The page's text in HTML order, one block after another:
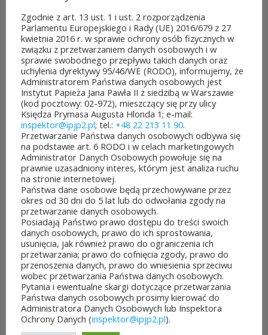
edycji Budżetu
Obywatelskiego Mazowsza.
To mieszkańcy zdecydują,
które pomysły dostaną
dofinansowanie z budżetu
samorządu województwa
mazowieckiego. Do rozdania
jest aż 30 mln zł! Mieszkańcy
województwa mazowieckiego
po...
CZYTAJ DALEJ
JUBILEUSZOWE XXV MISTRZOSTWA POLSKI
DUCHOWIEŃSTWA W SZACHACH
KLASYCZNYCH.
Zgodnie z art. 13 ust. 1 i ust. 2 rozporządzenia
Parlamentu Europejskiego i Rady (UE) 2016/679 z 27
kwietnia 2016 r. w sprawie ochrony osób fizycznych w
związku z przetwarzaniem danych osobowych i w
sprawie swobodnego przepływu takich danych oraz
uchylenia dyrektywy 95/46/WE (RODO), informujemy, że
Administratorem Państwa danych osobowych jest
Instytut Papieża Jana Pawła II z siedzibą w Warszawie
(kod pocztowy: 02-972), mieszczący się przy ulicy
Księdza Prymasa Augusta Hlonda 1; e-mail:
inspektor@ipjp2.pl; tel.: +48 22 213 11 90.
Przetwarzanie Państwa danych osobowych odbywa się
na podstawie art. 6 RODO i w celach marketingowych
Administrator Danych Osobowych powołuje się na
prawnie uzasadniony interes, którym jest analiza ruchu
na stronie internetowej.
Państwa dane osobowe będą przechowywane przez
okres od 30 dni do 5 lat lub do odwołania zgody na
przetwarzanie danych osobowych.
Posiadają Państwo prawo dostępu do treści swoich
danych osobowych, prawo do ich sprostowania,
usunięcia, jak również prawo do ograniczenia ich
przetwarzania; prawo do cofnięcia zgody, prawo do
przenoszenia danych, prawo do wniesienia sprzeciwu
wobec przetwarzania Państwa danych osobowych.
Pytania i ewentualne skargi dotyczące przetwarzania
Państwa danych osobowych prosimy kierować do
Administratora Danych Osobowych lub Inspektora
Ochrony Danych (inspektor@ipjp2.pl).